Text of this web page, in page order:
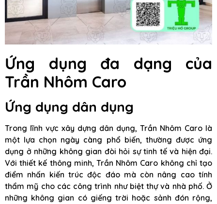
Ứng dụng đa dạng của
Trần Nhôm Caro
Ứng dụng dân dụng
Trong lĩnh vực xây dựng dân dụng, Trần Nhôm Caro là
một lựa chọn ngày càng phổ biến, thường được ứng
dụng ở những không gian đòi hỏi sự tinh tế và hiện đại.
Với thiết kế thông minh, Trần Nhôm Caro không chỉ tạo
điểm nhấn kiến trúc độc đáo mà còn nâng cao tính
thẩm mỹ cho các công trình như biệt thự và nhà phố. Ở
những không gian có giếng trời hoặc sảnh đón rộng,